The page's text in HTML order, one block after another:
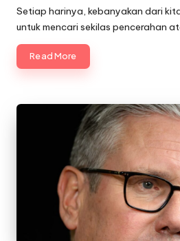
by
Setiap harinya, kebanyakan dari
untuk mencari sekilas pencerahan
Read More